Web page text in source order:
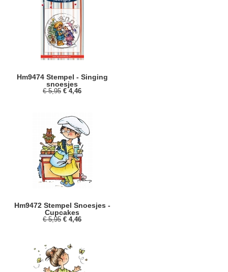
Hm9474 Stempel - Singing
snoesjes
€ 5,95 € 4,46
Hm9472 Stempel Snoesjes -
Cupcakes
€ 5,95 € 4,46